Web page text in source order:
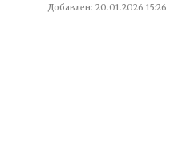
Добавлен: 20.01.2026 15:26